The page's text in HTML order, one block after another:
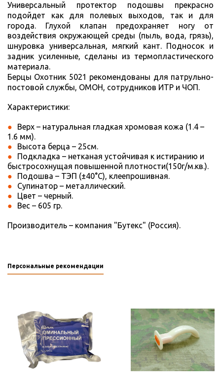
Универсальный протектор подошвы прекрасно
подойдет как для полевых выходов, так и для
города. Глухой клапан предохраняет ногу от
воздействия окружающей среды (пыль, вода, грязь),
шнуровка универсальная, мягкий кант. Подносок и
задник усиленные, сделаны из термопластического
материала.
Берцы Охотник 5021 рекомендованы для патрульно-
постовой службы, ОМОН, сотрудников ИТР и ЧОП.
Характеристики:
Верх – натуральная гладкая хромовая кожа (1.4 –
1.6 мм).
Высота берца – 25см.
Подкладка – нетканая устойчивая к истиранию и
быстросохнущая повышенной плотности(150г/м.кв.).
Подошва – ТЭП (±40°С), клеепрошивная.
Супинатор – металлический.
Цвет – черный.
Вес – 605 гр.
Производитель – компания "Бутекс" (Россия).
Персональные рекомендации